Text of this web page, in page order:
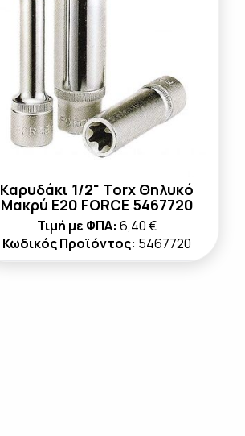
Καρυδάκι 1/2" Torx Θηλυκό
Μακρύ E20 FORCE 5467720
Τιμή με ΦΠΑ: 6,40 €
Κωδικός Προϊόντος: 5467720